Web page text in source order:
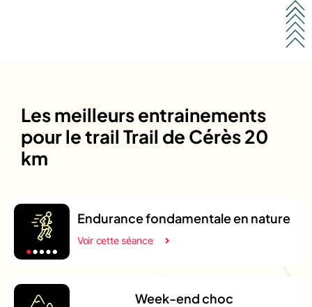
Les meilleurs entrainements
pour le trail Trail de Cérès 20
km
Endurance fondamentale en nature
Voir cette séance
Week-end choc